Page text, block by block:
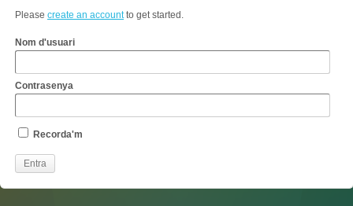
Please create an accountto get started.
Nom d'usuari
Contrasenya
Recorda'm